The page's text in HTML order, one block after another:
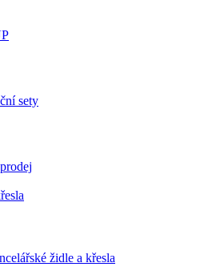
sety
židle a křesla